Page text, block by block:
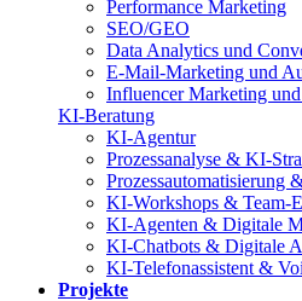
Performance Marketing
SEO/GEO
Data Analytics und
E-Mail-Marketing und
Influencer Marketing und
KI-Beratung
KI-Agentur
Prozessanalyse & KI-
Prozessautomatisierung
KI-Workshops & Team-
KI-Agenten & Digitale
KI-Chatbots & Digitale
KI-Telefonassistent &
Projekte